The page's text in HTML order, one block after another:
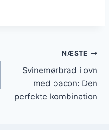
NÆSTE
Svinemørbrad i ovn
med bacon: Den
perfekte kombination